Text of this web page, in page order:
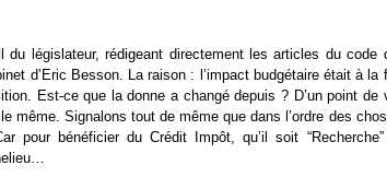
législateur, rédigeant directement les articles du code
d’Eric Besson. La raison : l’impact budgétaire était à la
Est-ce que la donne a changé depuis ? D’un point de
même. Signalons tout de même que dans l’ordre des
pour bénéficier du Crédit Impôt, qu’il soit